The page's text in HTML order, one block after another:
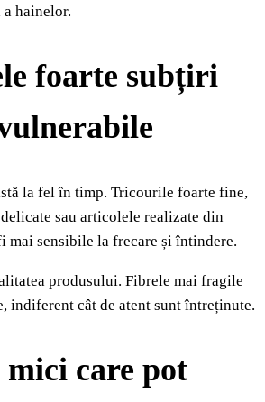
a hainelor.
foarte subțiri
la fel în timp. Tricourile foarte fine,
sau articolele realizate din
mai sensibile la frecare și întindere.
produsului. Fibrele mai fragile
indiferent cât de atent sunt întreținute.
care pot